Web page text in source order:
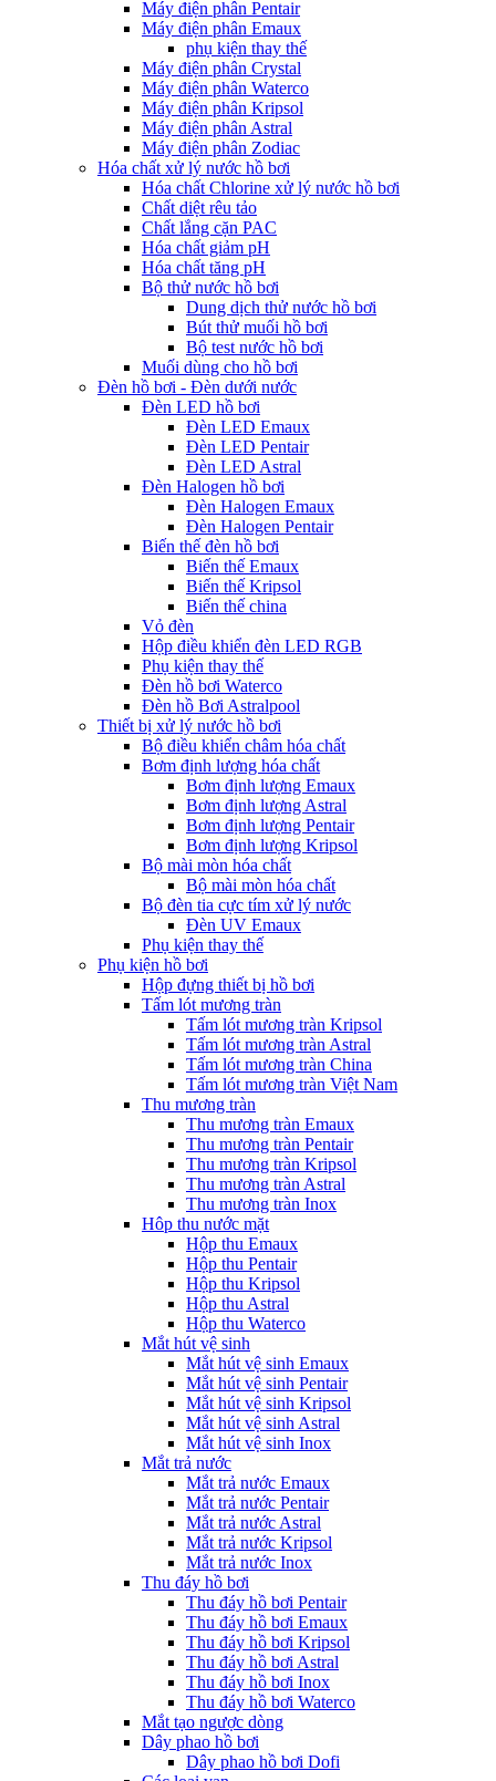
Máy điện phân Pentair
Máy điện phân Emaux
phụ kiện thay thế
Máy điện phân Crystal
Máy điện phân Waterco
Máy điện phân Kripsol
Máy điện phân Astral
Máy điện phân Zodiac
Hóa chất xử lý nước hồ bơi
Hóa chất Chlorine xử lý nước hồ bơi
Chất diệt rêu tảo
Chất lắng cặn PAC
Hóa chất giảm pH
Hóa chất tăng pH
Bộ thử nước hồ bơi
Dung dịch thử nước hồ bơi
Bút thử muối hồ bơi
Bộ test nước hồ bơi
Muối dùng cho hồ bơi
Đèn hồ bơi - Đèn dưới nước
Đèn LED hồ bơi
Đèn LED Emaux
Đèn LED Pentair
Đèn LED Astral
Đèn Halogen hồ bơi
Đèn Halogen Emaux
Đèn Halogen Pentair
Biến thế đèn hồ bơi
Biến thế Emaux
Biến thế Kripsol
Biến thế china
Vỏ đèn
Hộp điều khiển đèn LED RGB
Phụ kiện thay thế
Đèn hồ bơi Waterco
Đèn hồ Bơi Astralpool
Thiết bị xử lý nước hồ bơi
Bộ điều khiển châm hóa chất
Bơm định lượng hóa chất
Bơm định lượng Emaux
Bơm định lượng Astral
Bơm định lượng Pentair
Bơm định lượng Kripsol
Bộ mài mòn hóa chất
Bộ mài mòn hóa chất
Bộ đèn tia cực tím xử lý nước
Đèn UV Emaux
Phụ kiện thay thế
Phụ kiện hồ bơi
Hộp đựng thiết bị hồ bơi
Tấm lót mương tràn
Tấm lót mương tràn Kripsol
Tấm lót mương tràn Astral
Tấm lót mương tràn China
Tấm lót mương tràn Việt Nam
Thu mương tràn
Thu mương tràn Emaux
Thu mương tràn Pentair
Thu mương tràn Kripsol
Thu mương tràn Astral
Thu mương tràn Inox
Hôp thu nước mặt
Hộp thu Emaux
Hộp thu Pentair
Hộp thu Kripsol
Hộp thu Astral
Hộp thu Waterco
Mắt hút vệ sinh
Mắt hút vệ sinh Emaux
Mắt hút vệ sinh Pentair
Mắt hút vệ sinh Kripsol
Mắt hút vệ sinh Astral
Mắt hút vệ sinh Inox
Mắt trả nước
Mắt trả nước Emaux
Mắt trả nước Pentair
Mắt trả nước Astral
Mắt trả nước Kripsol
Mắt trả nước Inox
Thu đáy hồ bơi
Thu đáy hồ bơi Pentair
Thu đáy hồ bơi Emaux
Thu đáy hồ bơi Kripsol
Thu đáy hồ bơi Astral
Thu đáy hồ bơi Inox
Thu đáy hồ bơi Waterco
Mắt tạo ngược dòng
Dây phao hồ bơi
Dây phao hồ bơi Dofi